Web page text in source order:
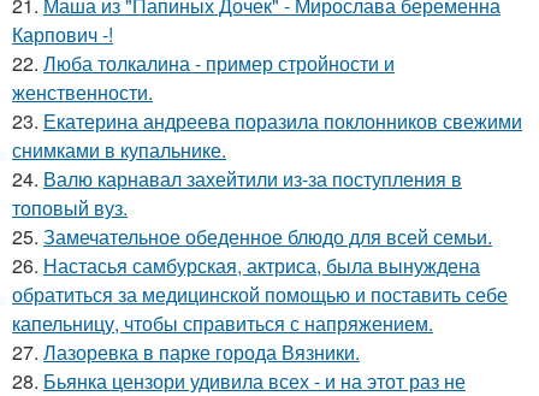
Карпович -!
22. Люба толкалина - пример стройности и
женственности.
23. Екатерина андреева поразила поклонников свежими
снимками в купальнике.
24. Валю карнавал захейтили из-за поступления в
топовый вуз.
25. Замечательное обеденное блюдо для всей семьи.
26. Настасья самбурская, актриса, была вынуждена
обратиться за медицинской помощью и поставить себе
капельницу, чтобы справиться с напряжением.
27. Лазоревка в парке города Вязники.
28. Бьянка цензори удивила всех - и на этот раз не